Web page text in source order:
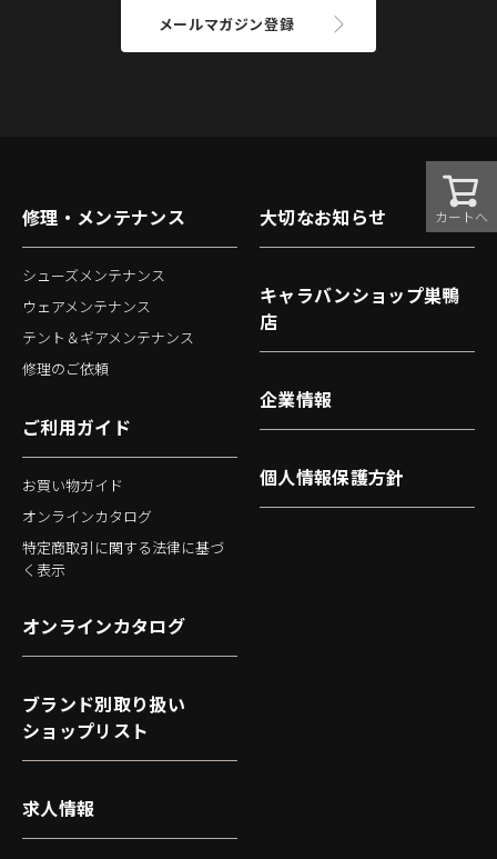
カートへ
メールマガジン登録
修理・メンテナンス
シューズメンテナンス
ウェアメンテナンス
テント＆ギアメンテナンス
修理のご依頼
ご利用ガイド
お買い物ガイド
オンラインカタログ
特定商取引に関する法律に基づ
く表示
大切なお知らせ
キャラバンショップ巣鴨
店
企業情報
個人情報保護方針
オンラインカタログ
ブランド別取り扱い
ショップリスト
求人情報